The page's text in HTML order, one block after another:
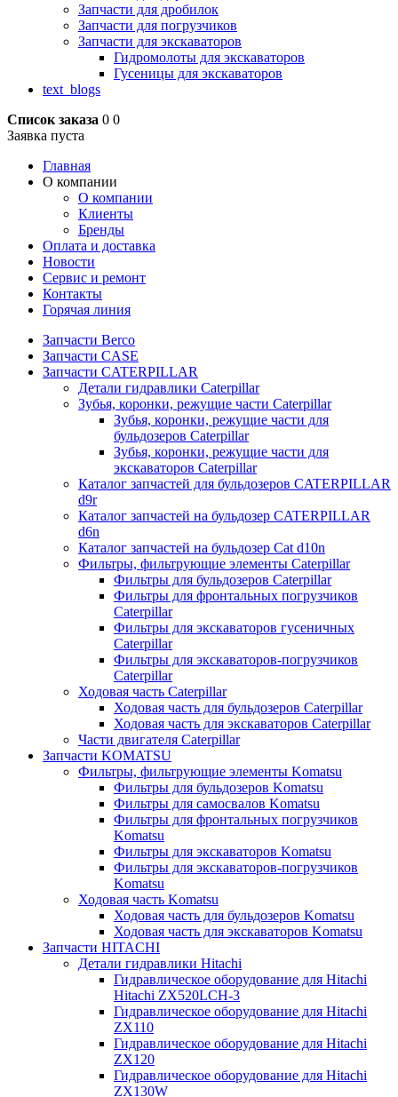
Запчасти для дробилок
Запчасти для погрузчиков
Запчасти для экскаваторов
Гидромолоты для экскаваторов
Гусеницы для экскаваторов
text_blogs
Список заказа 0 0
Заявка пуста
Главная
О компании
О компании
Клиенты
Бренды
Оплата и доставка
Новости
Сервис и ремонт
Контакты
Горячая линия
Запчасти Berco
Запчасти CASE
Запчасти CATERPILLAR
Детали гидравлики Caterpillar
Зубья, коронки, режущие части Caterpillar
Зубья, коронки, режущие части для
бульдозеров Caterpillar
Зубья, коронки, режущие части для
экскаваторов Caterpillar
Каталог запчастей для бульдозеров CATERPILLAR
d9r
Каталог запчастей на бульдозер CATERPILLAR
d6n
Каталог запчастей на бульдозер Сat d10n
Фильтры, фильтрующие элементы Caterpillar
Фильтры для бульдозеров Caterpillar
Фильтры для фронтальных погрузчиков
Caterpillar
Фильтры для экскаваторов гусеничных
Caterpillar
Фильтры для экскаваторов-погрузчиков
Caterpillar
Ходовая часть Caterpillar
Ходовая часть для бульдозеров Caterpillar
Ходовая часть для экскаваторов Caterpillar
Части двигателя Caterpillar
Запчасти KOMATSU
Фильтры, фильтрующие элементы Komatsu
Фильтры для бульдозеров Komatsu
Фильтры для самосвалов Komatsu
Фильтры для фронтальных погрузчиков
Komatsu
Фильтры для экскаваторов Komatsu
Фильтры для экскаваторов-погрузчиков
Komatsu
Ходовая часть Komatsu
Ходовая часть для бульдозеров Komatsu
Ходовая часть для экскаваторов Komatsu
Запчасти HITACHI
Детали гидравлики Hitachi
Гидравлическое оборудование для Hitachi
Hitachi ZX520LCH-3
Гидравлическое оборудование для Hitachi
ZX110
Гидравлическое оборудование для Hitachi
ZX120
Гидравлическое оборудование для Hitachi
ZX130W